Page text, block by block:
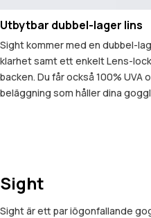
Utbytbar dubbel-lager lins
Sight kommer med en dubbel-
klarhet samt ett enkelt Lens-
backen. Du får också 100% UVA
beläggning som håller dina
Sight
Sight är ett par iögonfallande